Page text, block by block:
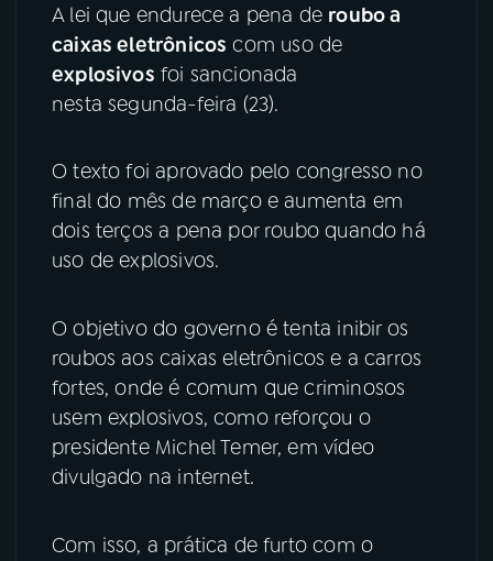
08FESTIVAL DE MÚSICA
YouTube Facebook
Instagram X
A lei que endurece a pena de roubo a
caixas eletrônicos com uso de
explosivos foi sancionada
nesta segunda-feira (23).
O texto foi aprovado pelo congresso no
final do mês de março e aumenta em
dois terços a pena por roubo quando há
uso de explosivos.
O objetivo do governo é tenta inibir os
roubos aos caixas eletrônicos e a carros
fortes, onde é comum que criminosos
usem explosivos, como reforçou o
presidente Michel Temer, em vídeo
divulgado na internet.
Com isso, a prática de furto com o